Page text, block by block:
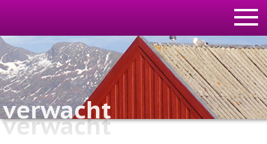
verwacht
verwacht